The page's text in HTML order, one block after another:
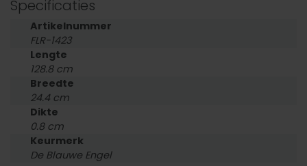
Specificaties
Artikelnummer
FLR-1423
Lengte
128.8 cm
Breedte
24.4 cm
Dikte
0.8 cm
Keurmerk
De Blauwe Engel